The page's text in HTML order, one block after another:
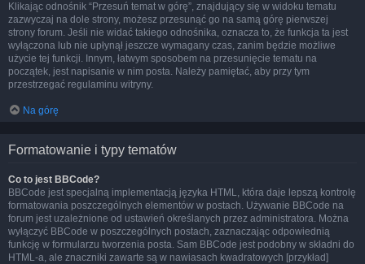
Klikając odnośnik “Przesuń temat w górę”, znajdujący się w widoku tematu
zazwyczaj na dole strony, możesz przesunąć go na samą górę pierwszej
strony forum. Jeśli nie widać takiego odnośnika, oznacza to, że funkcja ta jest
wyłączona lub nie upłynął jeszcze wymagany czas, zanim będzie możliwe
użycie tej funkcji. Innym, łatwym sposobem na przesunięcie tematu na
początek, jest napisanie w nim posta. Należy pamiętać, aby przy tym
przestrzegać regulaminu witryny.
Na górę
Formatowanie i typy tematów
Co to jest BBCode?
BBCode jest specjalną implementacją języka HTML, która daje lepszą kontrolę
formatowania poszczególnych elementów w postach. Używanie BBCode na
forum jest uzależnione od ustawień określanych przez administratora. Można
wyłączyć BBCode w poszczególnych postach, zaznaczając odpowiednią
funkcję w formularzu tworzenia posta. Sam BBCode jest podobny w składni do
HTML-a, ale znaczniki zawarte są w nawiasach kwadratowych [przykład]